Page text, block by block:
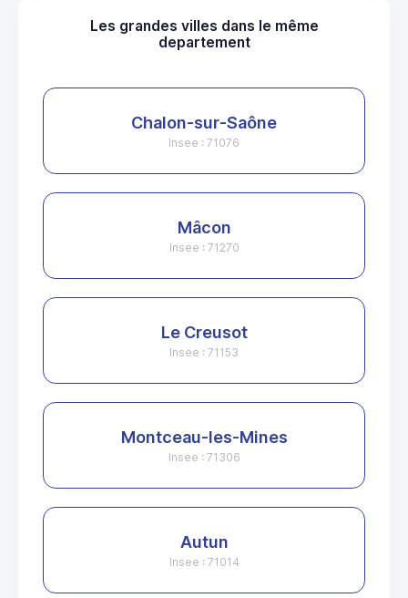
Les grandes villes dans le même
departement
Chalon-sur-Saône
Insee : 71076
Mâcon
Insee : 71270
Le Creusot
Insee : 71153
Montceau-les-Mines
Insee : 71306
Autun
Insee : 71014